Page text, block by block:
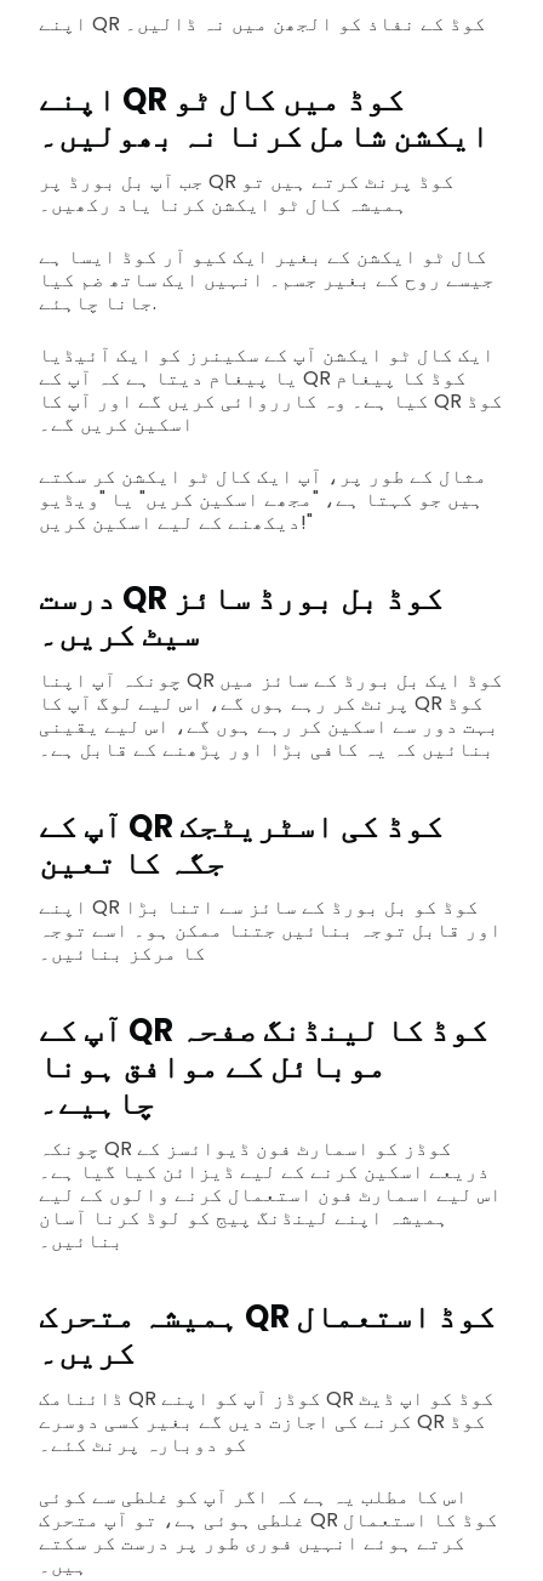
اپنے QR کوڈ کے نفاذ کو الجھن میں نہ ڈالیں۔
اپنے QR کوڈ میں کال ٹو
ایکشن شامل کرنا نہ بھولیں۔
جب آپ بل بورڈ پر QR کوڈ پرنٹ کرتے ہیں تو
ہمیشہ کال ٹو ایکشن کرنا یاد رکھیں۔
کال ٹو ایکشن کے بغیر ایک کیو آر کوڈ ایسا ہے
جیسے روح کے بغیر جسم۔ انہیں ایک ساتھ ضم کیا
جانا چاہئے.
ایک کال ٹو ایکشن آپ کے سکینرز کو ایک آئیڈیا
یا پیغام دیتا ہے کہ آپ کے QR کوڈ کا پیغام
کیا ہے۔ وہ کارروائی کریں گے اور آپ کا QR کوڈ
اسکین کریں گے۔
مثال کے طور پر، آپ ایک کال ٹو ایکشن کر سکتے
ہیں جو کہتا ہے، "مجھے اسکین کریں" یا "ویڈیو
دیکھنے کے لیے اسکین کریں!"
درست QR کوڈ بل بورڈ سائز
سیٹ کریں۔
چونکہ آپ اپنا QR کوڈ ایک بل بورڈ کے سائز میں
پرنٹ کر رہے ہوں گے، اس لیے لوگ آپ کا QR کوڈ
بہت دور سے اسکین کر رہے ہوں گے، اس لیے یقینی
بنائیں کہ یہ کافی بڑا اور پڑھنے کے قابل ہے۔
آپ کے QR کوڈ کی اسٹریٹجک
جگہ کا تعین
اپنے QR کوڈ کو بل بورڈ کے سائز سے اتنا بڑا
اور قابل توجہ بنائیں جتنا ممکن ہو۔ اسے توجہ
کا مرکز بنائیں۔
آپ کے QR کوڈ کا لینڈنگ صفحہ
موبائل کے موافق ہونا
چاہیے۔
چونکہ QR کوڈز کو اسمارٹ فون ڈیوائسز کے
ذریعے اسکین کرنے کے لیے ڈیزائن کیا گیا ہے۔
اس لیے اسمارٹ فون استعمال کرنے والوں کے لیے
ہمیشہ اپنے لینڈنگ پیج کو لوڈ کرنا آسان
بنائیں۔
ہمیشہ متحرک QR کوڈ استعمال
کریں۔
ڈائنامک QR کوڈز آپ کو اپنے QR کوڈ کو اپ ڈیٹ
کرنے کی اجازت دیں گے بغیر کسی دوسرے QR کوڈ
کو دوبارہ پرنٹ کئے۔
اس کا مطلب یہ ہے کہ اگر آپ کو غلطی سے کوئی
غلطی ہوئی ہے، تو آپ متحرک QR کوڈ کا استعمال
کرتے ہوئے انہیں فوری طور پر درست کر سکتے
ہیں۔